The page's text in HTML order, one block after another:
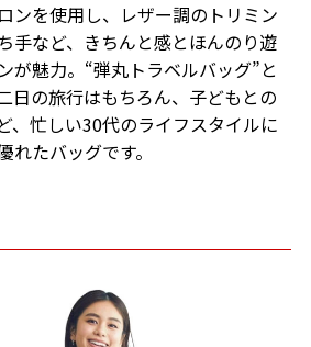
ンを使用し、レザー調のトリミン
手など、きちんと感とほんのり遊
が魅力。“弾丸トラベルバッグ”と
日の旅行はもちろん、子どもとの
、忙しい30代のライフスタイルに
たバッグです。